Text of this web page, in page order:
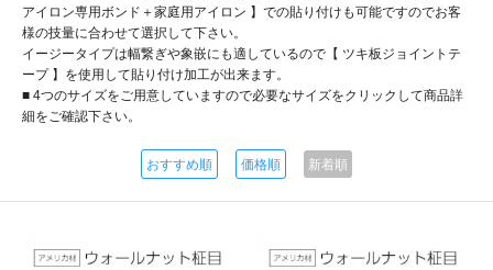
アイロン専用ボンド＋家庭用アイロン 】での貼り付けも可能ですのでお客
様の技量に合わせて選択して下さい。
イージータイプは幅繋ぎや象嵌にも適しているので【 ツキ板ジョイントテ
ープ 】を使用して貼り付け加工が出来ます。
■ 4つのサイズをご用意していますので必要なサイズをクリックして商品詳
細をご確認下さい。
おすすめ順 価格順 新着順